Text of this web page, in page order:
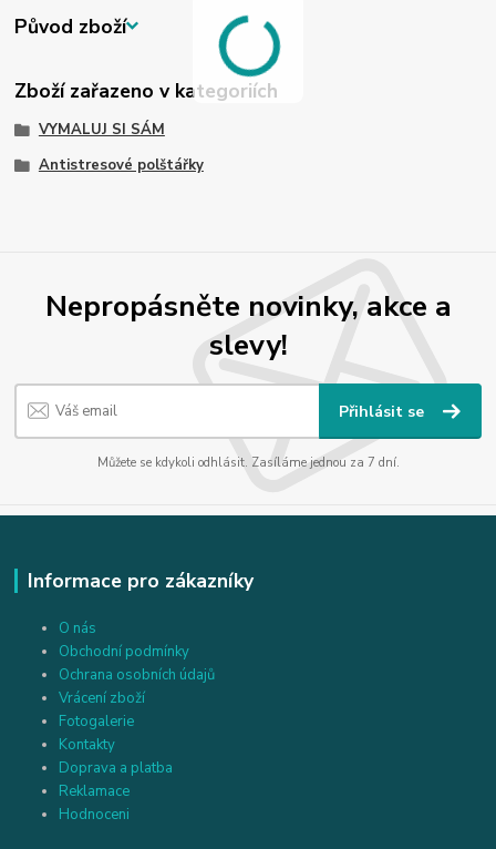
Původ zboží
Zboží zařazeno v kategoriích
VYMALUJ SI SÁM
Antistresové polštářky
Nepropásněte novinky, akce a
slevy!
Přihlásit se
Můžete se kdykoli odhlásit. Zasíláme jednou za 7 dní.
Informace pro zákazníky
O nás
Obchodní podmínky
Ochrana osobních údajů
Vrácení zboží
Fotogalerie
Kontakty
Doprava a platba
Reklamace
Hodnoceni